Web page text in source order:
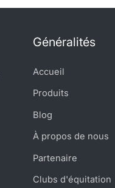
Généralités
Accueil
Produits
Blog
À propos de nous
Partenaire
Clubs d'équitation